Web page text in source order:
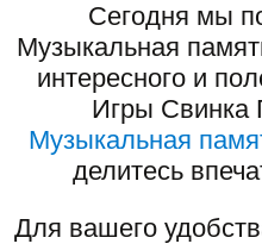
Сегодня мы
Музыкальная
интересного и
Игры Свинка
Музыкальная
делитесь
Для вашего